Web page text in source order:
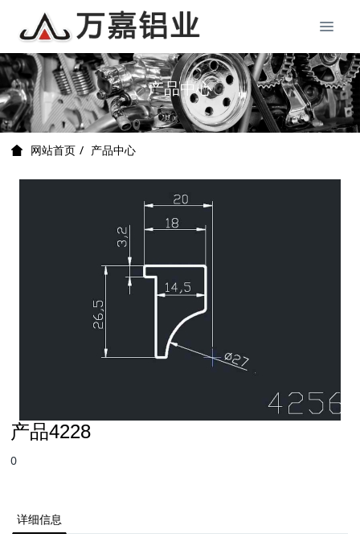
产品中心
网站首页 产品中心
产品4228
0
详细信息